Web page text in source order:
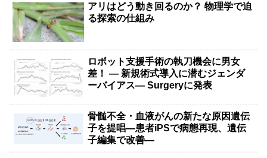
アリはどう動き回るのか？ 物理学で迫
る探索の仕組み
ロボット支援手術の執刀機会に男女
差！ — 新規術式導入に潜むジェンダ
ーバイアス— Surgeryに発表
骨髄不全・血液がんの新たな原因遺伝
子を提唱―患者iPSで病態再現、遺伝
子編集で改善―